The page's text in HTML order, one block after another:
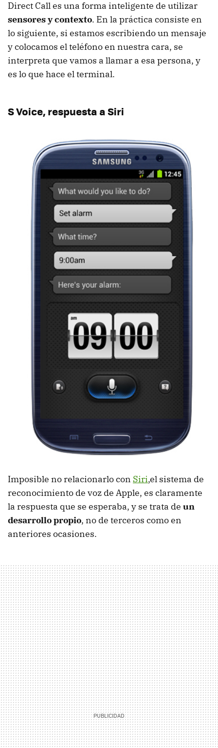
Direct Call es una forma inteligente de utilizar
sensores y contexto. En la práctica consiste en
lo siguiente, si estamos escribiendo un mensaje
y colocamos el teléfono en nuestra cara, se
interpreta que vamos a llamar a esa persona, y
es lo que hace el terminal.
S Voice, respuesta a Siri
Imposible no relacionarlo con Siri,el sistema de
reconocimiento de voz de Apple, es claramente
la respuesta que se esperaba, y se trata de un
desarrollo propio, no de terceros como en
anteriores ocasiones.